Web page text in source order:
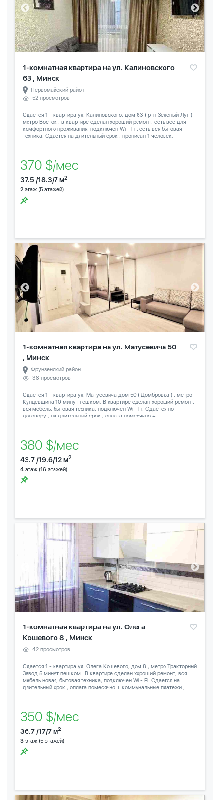
1-комнатная квартира на ул. Калиновского
63 , Минск
Первомайский район
52 просмотров
Сдается 1 - квартира ул. Калиновского, дом 63 ( р-н Зеленый Луг )
метро Восток , в квартире сделан хороший ремонт, есть все для
комфортного проживания, подключен Wi - Fi , есть вся бытовая
техника, Сдается на длительный срок , прописан 1 человек.
370 $/мес
37.5 /18.3/7 м2
2 этаж (5 этажей)
1-комнатная квартира на ул. Матусевича 50
, Минск
Фрунзенский район
38 просмотров
Сдается 1 - квартира ул. Матусевича дом 50 ( Домбровка ) , метро
Кунцевщина 10 минут пешком. В квартире сделан хороший ремонт,
вся мебель, бытовая техника, подключен Wi - Fi. Сдается по
договору , на длительный срок , оплата помесячно +...
380 $/мес
43.7 /19.6/12 м2
4 этаж (16 этажей)
1-комнатная квартира на ул. Олега
Кошевого 8 , Минск
42 просмотров
Сдается 1 - квартира ул. Олега Кошевого, дом 8 , метро Тракторный
Завод 5 минут пешком . В квартире сделан хороший ремонт, вся
мебель новая, бытовая техника, подключен Wi - Fi. Сдается на
длительный срок , оплата помесячно + коммунальные платежи ,...
350 $/мес
36.7 /17/7 м2
3 этаж (5 этажей)